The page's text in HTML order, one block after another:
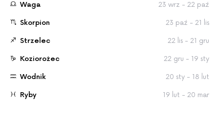
Waga 23 wrz - 22 paź
Skorpion 23 paź - 21 lis
Strzelec 22 lis - 21 gru
Koziorożec 22 gru - 19 sty
Wodnik 20 sty - 18 lut
Ryby 19 lut - 20 mar